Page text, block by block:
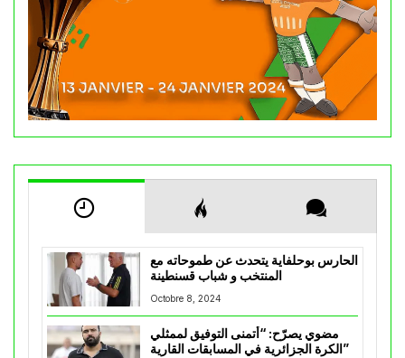
الحارس بوحلفاية يتحدث عن طموحاته مع
المنتخب و شباب قسنطينة
Octobre 8, 2024
مضوي يصرّح: “أتمنى التوفيق لممثلي
الكرة الجزائرية في المسابقات القارية”